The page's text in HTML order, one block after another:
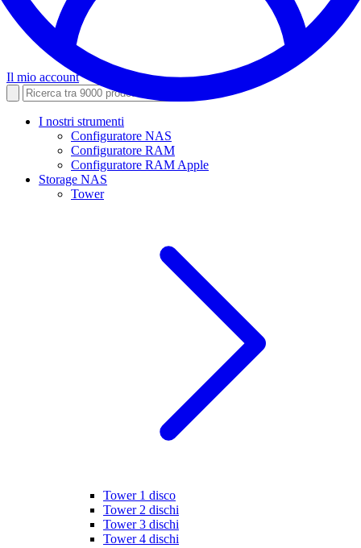
Il mio account
I nostri strumenti
Configuratore NAS
Configuratore RAM
Configuratore RAM Apple
Storage NAS
Tower
Tower 1 disco
Tower 2 dischi
Tower 3 dischi
Tower 4 dischi